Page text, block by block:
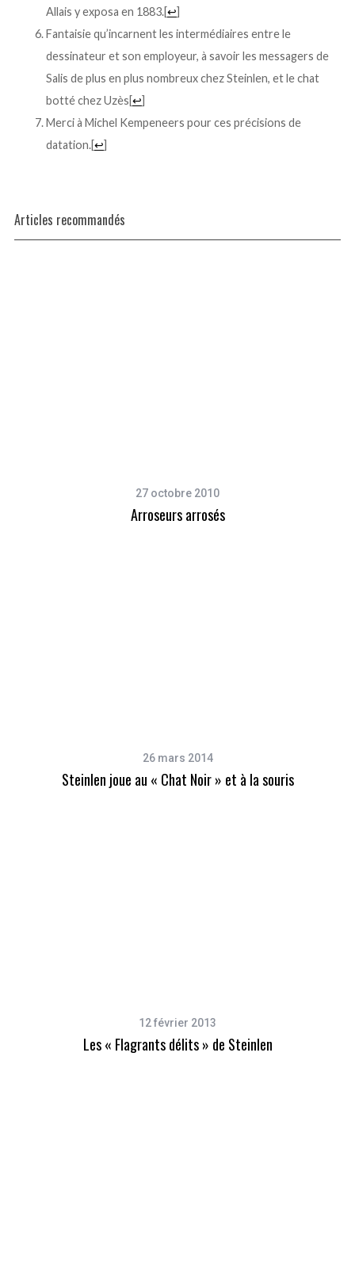
Allais y exposa en 1883.[↩]
Fantaisie qu’incarnent les intermédiaires entre le
dessinateur et son employeur, à savoir les messagers de
Salis de plus en plus nombreux chez Steinlen, et le chat
botté chez Uzès[↩]
Merci à Michel Kempeneers pour ces précisions de
datation.[↩]
Articles recommandés
27 octobre 2010
Arroseurs arrosés
26 mars 2014
Steinlen joue au « Chat Noir » et à la souris
12 février 2013
Les « Flagrants délits » de Steinlen